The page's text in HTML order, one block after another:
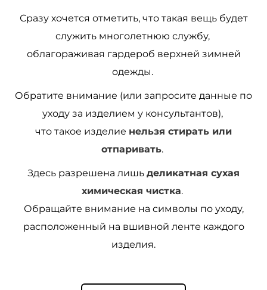
Сразу хочется отметить, что такая вещь будет
служить многолетнюю службу,
облагораживая гардероб верхней зимней
одежды.
Обратите внимание (или запросите данные по
уходу за изделием у консультантов),
что такое изделие нельзя стирать или
отпаривать.
Здесь разрешена лишь деликатная сухая
химическая чистка.
Обращайте внимание на символы по уходу,
расположенный на вшивной ленте каждого
изделия.